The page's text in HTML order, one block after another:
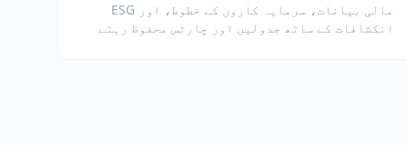
مالی بیانات، سرمایہ کاروں کے خطوط، اور ESG
انکشافات کے ساتھ جدولیں اور چارٹس محفوظ رہتے